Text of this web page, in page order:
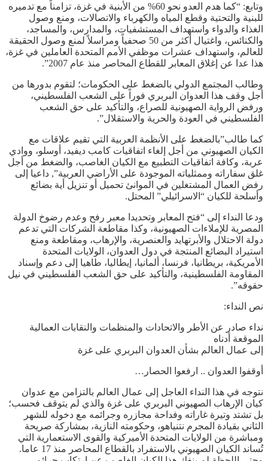
وتابع: “كما هدم العدو نحو 60% من الأبنية في غزة، تزامناً مع تدميره
للبنية والتحتية وقطع المياه والكهرباء والاتصالات، ومنع وصول
الغذاء والدواء واستهداف المستشفيات، والمدارس، والمساجد،
والكنائس، واغتيال أكثر من 50 صحفياً ومراسلاً لمنع وصول الحقيقة
للعالم، واستهداف عشرات موظفي الأمم المتحدة العاملين في غزة،
هذا عدا عن إغلاق المعابر للقطاع المحاصر منذ عام 2007”.
وطالب المجتمع الدولي بالضغط على الحكومات؛ لتقوم بدورها من
أجل وقف هذا العدوان البربري فوراً على الشعب الفلسطيني،
ورفض الرواية الصهيونية للصراع، والتأكيد على حق الشعب
الفلسطيني في العودة والحرية والاستقلال”.
كما طالب”بالضغط على الأنظمة العربية التي تقيم علاقات مع
الكيان الصهيوني من أجل إلغاء اتفاقيات كامب ديفيد، أوسلو، ووادي
عربة، وكافة اتفاقيات التطبيع مع الكيان الغاصب، والضغط من أجل
غلق سفاراته وممثلياته الموجودة على الأراضي العربية”, داعيا إلى
رفض العمال المشتغلين في الموانئ تحميل أو تنزيل أية بضائع
وأسلحة للكيان “الاسرائيلي” المحتل.
ودعا النداء إلى “فتح المعابر وتحديدا معبر رفح وعدم رضوخ الدولة
المصرية للإملاءات الصهيونية، وكذا مقاطعة الشركات التي تدعم
دولة الاحتلال والأبرتهايد والعنصرية، والإرهاب، ومقاطعة ومنع
استيراد البضائع المنتجة في دول العدوان، الولايات المتحدة
الأمريكية، بريطانيا، فرنسا، ألمانيا، إيطاليا، طاهيا إلى دعم وإسناد
المقاومة الفلسطينية، والتأكيد على حق الشعب الفلسطيني في نيل
حقوقه”.
نص النداء:
نداء صادر عن الأطر والاتحادات والمنظمات والنقابات العمالية
الموقعة أدناه
إلى عمال العالم بشأن العدوان البربري على غزة
أوقفوا العدوان .. ارفعوا الحصار…
نتوجه في هذا النداء العاجل إلى عمال العالم بالتزامن مع عدوان
كيان الإرهاب الصهيوني البربري على غزة والذي لم يتوقف فحسب؛
بل تشتد وتيرة غاراته وفداحة مجازره وجرائمه مع دخوله للشهر
الثاني بقيادة المجرم نتنياهو، وحكومته النازية، بمشاركة صريحة
ومباشرة من الولايات المتحدة الأميركية والقوى الاستعمارية التي
تُساند الكيان الصهيوني بالاستفراد بالقطاع المحاصر منذ 17 عاما.